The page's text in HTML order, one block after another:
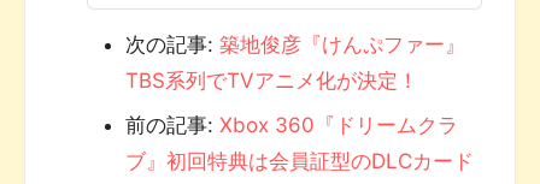
次の記事: 築地俊彦『けんぷファー』
TBS系列でTVアニメ化が決定！
前の記事: Xbox 360『ドリームクラ
ブ』初回特典は会員証型のDLCカード